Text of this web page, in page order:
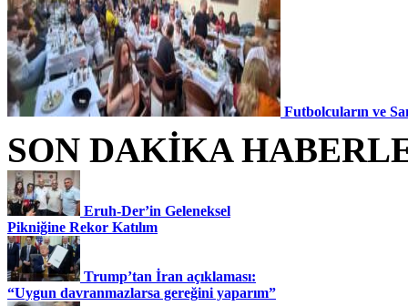
Futbolcuların ve
SON DAKİKA
Eruh-Der’in Geleneksel
Pikniğine Rekor Katılım
Trump’tan İran açıklaması:
“Uygun davranmazlarsa gereğini yaparım”